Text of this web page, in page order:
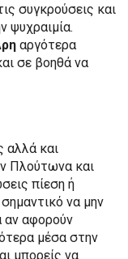
συγκρούσεις και
ψυχραιμία.
αργότερα
σε βοηθά να
αλλά και
Πλούτωνα και
πίεση ή
σημαντικό να μην
αν αφορούν
μέσα στην
μπορείς να